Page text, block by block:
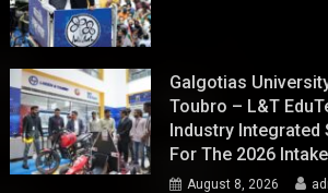
Galgotias
Toubro – L&T
Industry Integrated
For The 2026 Intake
August 8, 2026